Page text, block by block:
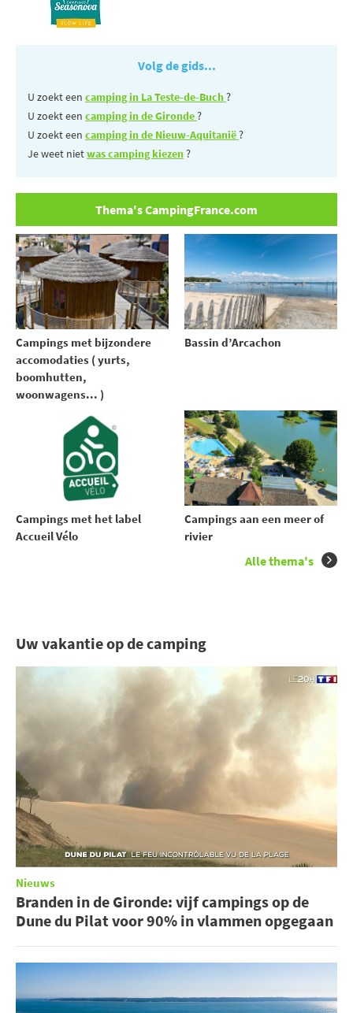
Volg de gids...
U zoekt een camping in La Teste-de-Buch?
U zoekt een camping in de Gironde?
U zoekt een camping in de Nieuw-Aquitanië?
Je weet nietwas camping kiezen?
Thema's CampingFrance.com
Campings met bijzondere
accomodaties ( yurts,
boomhutten,
woonwagens... )
Bassin d’Arcachon
Campings met het label
Accueil Vélo
Campings aan een meer of
rivier
Alle thema's
Uw vakantie op de camping
Nieuws
Branden in de Gironde: vijf campings op de
Dune du Pilat voor 90% in vlammen opgegaan